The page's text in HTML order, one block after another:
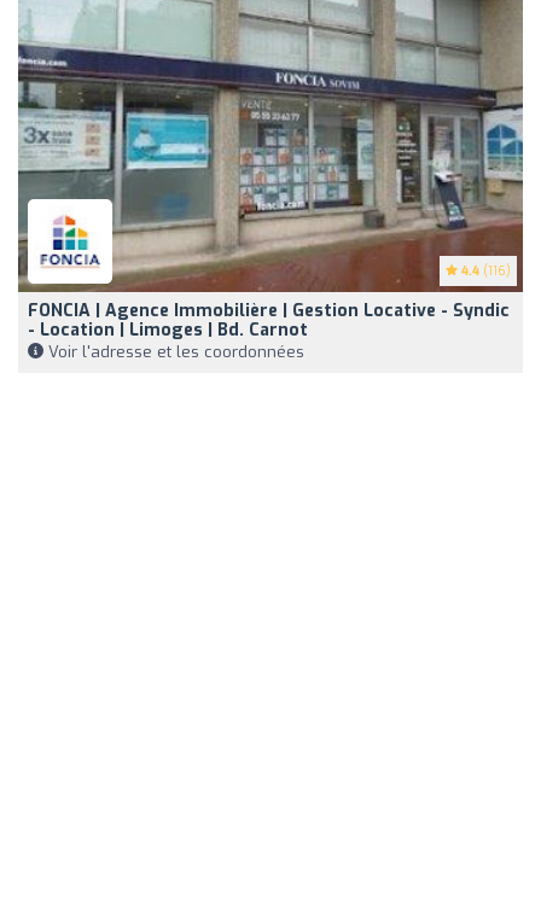
4.4 (116)
FONCIA | Agence Immobilière | Gestion Locative - Syndic
- Location | Limoges | Bd. Carnot
Voir l'adresse et les coordonnées